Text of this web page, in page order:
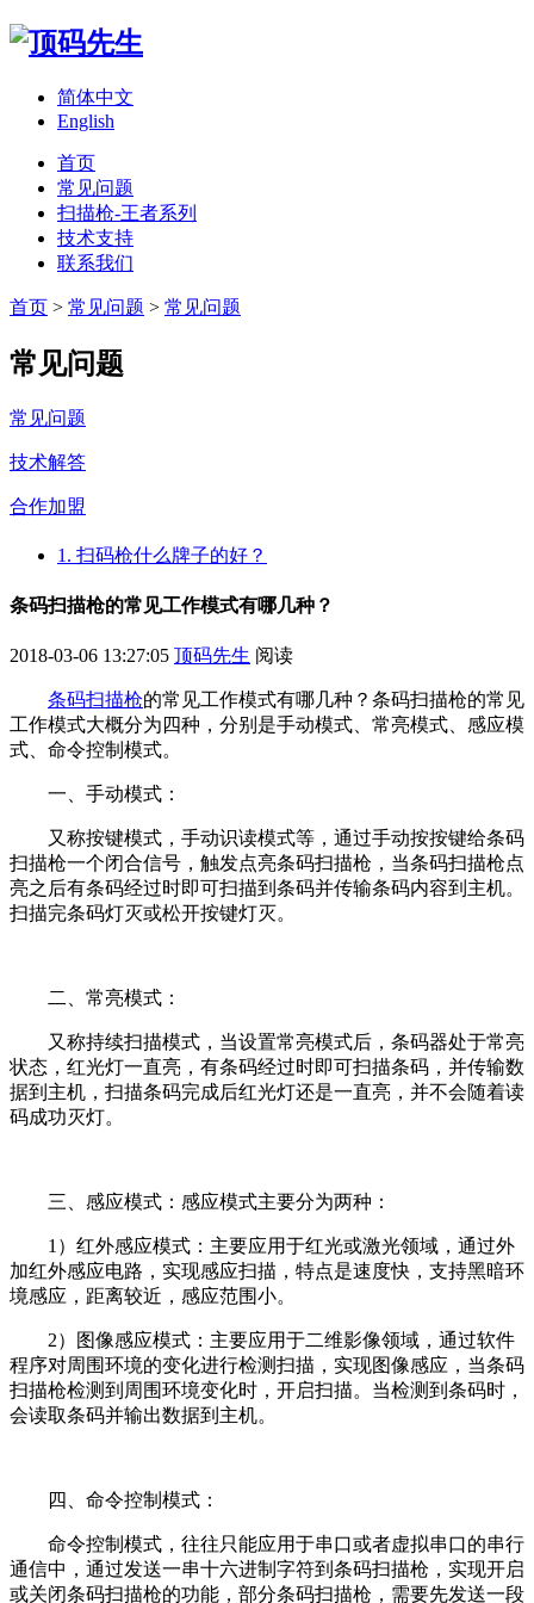
简体中文
English
首页
常见问题
扫描枪-王者系列
技术支持
联系我们
首页 > 常见问题 > 常见问题
常见问题
常见问题
技术解答
合作加盟
1. 扫码枪什么牌子的好？
条码扫描枪的常见工作模式有哪几种？
2018-03-06 13:27:05 顶码先生 阅读
条码扫描枪的常见工作模式有哪几种？条码扫描枪的常见
工作模式大概分为四种，分别是手动模式、常亮模式、感应模
式、命令控制模式。
一、手动模式：
又称按键模式，手动识读模式等，通过手动按按键给条码
扫描枪一个闭合信号，触发点亮条码扫描枪，当条码扫描枪点
亮之后有条码经过时即可扫描到条码并传输条码内容到主机。
扫描完条码灯灭或松开按键灯灭。
二、常亮模式：
又称持续扫描模式，当设置常亮模式后，条码器处于常亮
状态，红光灯一直亮，有条码经过时即可扫描条码，并传输数
据到主机，扫描条码完成后红光灯还是一直亮，并不会随着读
码成功灭灯。
三、感应模式：感应模式主要分为两种：
1）红外感应模式：主要应用于红光或激光领域，通过外
加红外感应电路，实现感应扫描，特点是速度快，支持黑暗环
境感应，距离较近，感应范围小。
2）图像感应模式：主要应用于二维影像领域，通过软件
程序对周围环境的变化进行检测扫描，实现图像感应，当条码
扫描枪检测到周围环境变化时，开启扫描。当检测到条码时，
会读取条码并输出数据到主机。
四、命令控制模式：
命令控制模式，往往只能应用于串口或者虚拟串口的串行
通信中，通过发送一串十六进制字符到条码扫描枪，实现开启
或关闭条码扫描枪的功能，部分条码扫描枪，需要先发送一段